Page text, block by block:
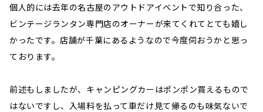
個人的には去年の名古屋のアウトドアイベントで知り合った、
ビンテージランタン専門店のオーナーが来てくれてとても嬉し
かったです。店舗が千葉にあるようなので今度伺おうかと思っ
ております。
前述もしましたが、キャンピングカーはポンポン買えるもので
はないですし、入場料を払って車だけ見て帰るのも味気ないで